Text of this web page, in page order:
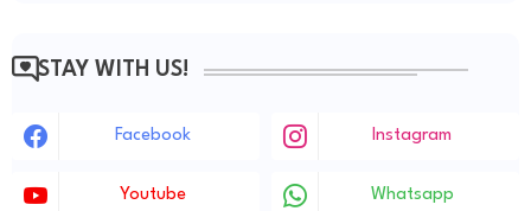
STAY WITH US!
Facebook Instagram
Youtube Whatsapp